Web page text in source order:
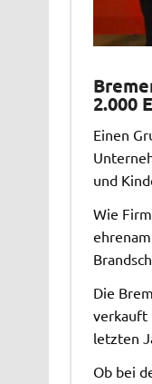
2.000
Einen
und
Wie
Die
verkauft
letzten
Ob bei